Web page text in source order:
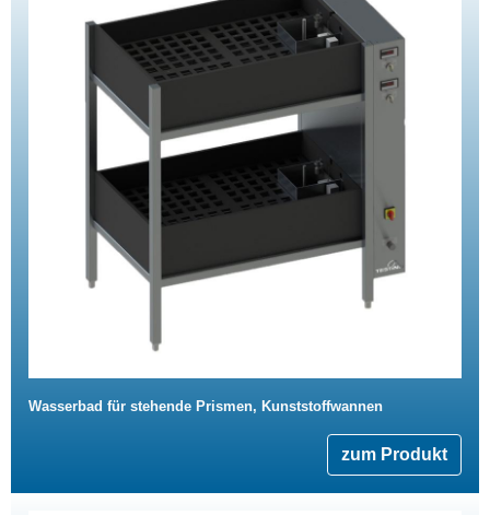
Wasserbad für stehende Prismen, Kunststoffwannen
zum Produkt